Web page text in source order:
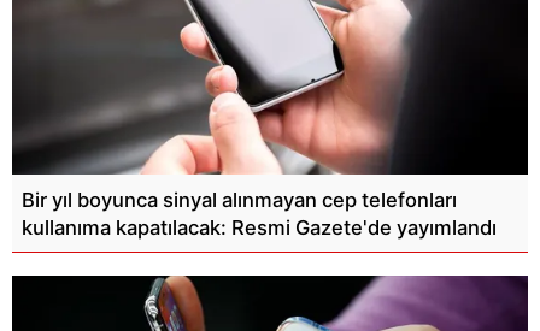
Bir yıl boyunca sinyal alınmayan cep telefonları
kullanıma kapatılacak: Resmi Gazete'de yayımlandı